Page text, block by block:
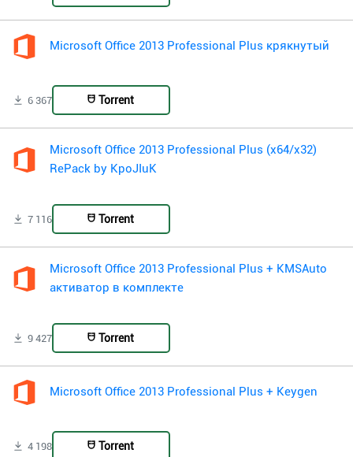
Microsoft Office 2013 Professional Plus крякнутый
6 367 Torrent
Microsoft Office 2013 Professional Plus (x64/x32)
RePack by KpoJIuK
7 116 Torrent
Microsoft Office 2013 Professional Plus + KMSAuto
активатор в комплекте
9 427 Torrent
Microsoft Office 2013 Professional Plus + Keygen
4 198 Torrent